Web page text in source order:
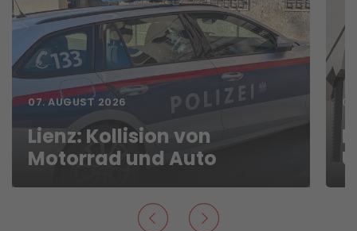
07. AUGUST 2026
Lienz: Kollision von
Motorrad und Auto